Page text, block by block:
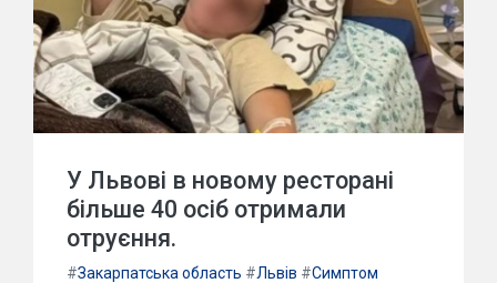
У Львові в новому ресторані
більше 40 осіб отримали
отруєння.
#Закарпатська область #Львів #Симптом